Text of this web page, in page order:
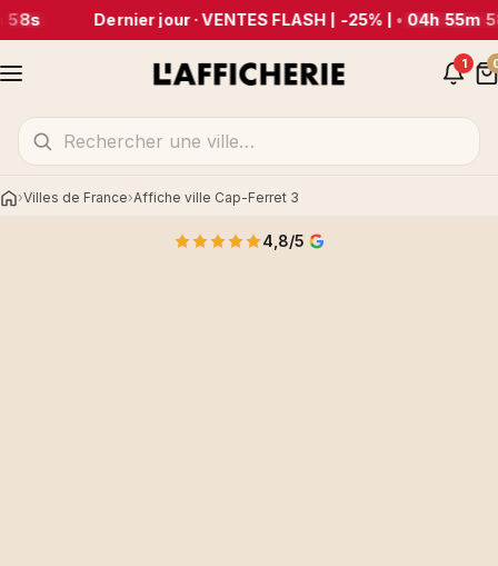
58s Dernier jour · VENTES FLASH | -25% | •04h 55m
1
AccueilVilles de France Affiche ville Cap-Ferret 3
4,8/5